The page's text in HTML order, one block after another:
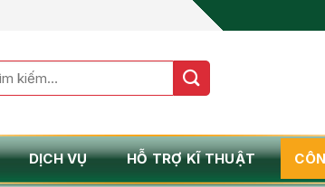
DỊCH VỤ HỖ TRỢ KĨ THUẬT